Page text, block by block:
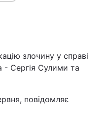
злочину у справі
- Сергія Сулими та
повідомляє